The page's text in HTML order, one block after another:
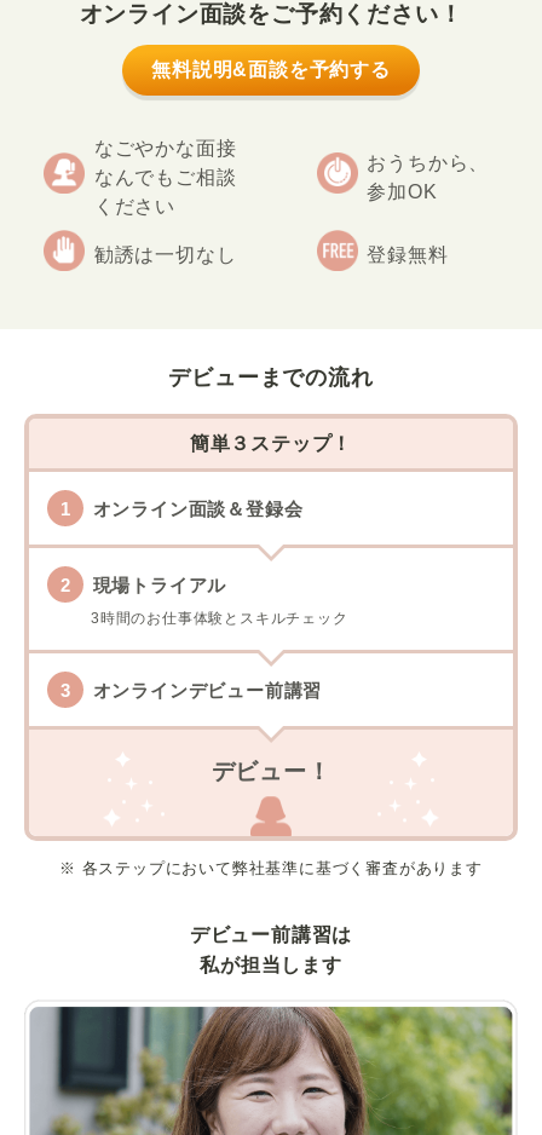
オンライン面談をご予約ください！
無料説明&面談を予約する
なごやかな面接
なんでもご相談
ください
おうちから、
参加OK
勧誘は一切なし 登録無料
デビューまでの流れ
簡単３ステップ！
オンライン面談＆登録会
現場トライアル
3時間のお仕事体験とスキルチェック
オンラインデビュー前講習
デビュー！
※ 各ステップにおいて弊社基準に基づく審査があります
デビュー前講習は
私が担当します